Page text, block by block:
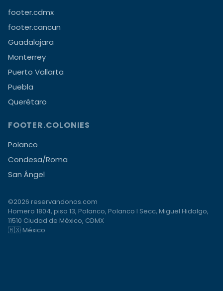
footer.cdmx
footer.cancun
Guadalajara
Monterrey
Puerto Vallarta
Puebla
Querétaro
FOOTER.COLONIES
Polanco
Condesa/Roma
San Ángel
©2026 reservandonos.com
Homero 1804, piso 13, Polanco, Polanco I Secc, Miguel Hidalgo,
11510 Ciudad de México, CDMX
🇲🇽 México